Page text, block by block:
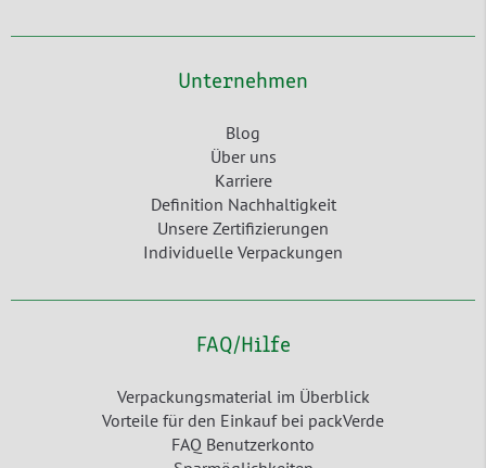
Unternehmen
Blog
Über uns
Karriere
Definition Nachhaltigkeit
Unsere Zertifizierungen
Individuelle Verpackungen
FAQ/Hilfe
Verpackungsmaterial im Überblick
Vorteile für den Einkauf bei packVerde
FAQ Benutzerkonto